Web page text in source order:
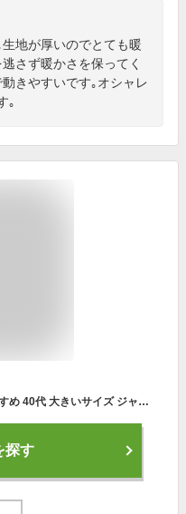
地が厚いのでとても暖
さず暖かさを保ってく
きやすいです｡オシャレ
｡
ブルゾン メンズ ゴルフ シニア 秋 おすすめ 40代 大きいサイズ ジャンパー きれいめ ジャケット かっこいい ボア 中綿 コーデ ウェア 作業着 厚手 パーカー 防寒 ブランド 冬 春 コーデュロイ キルティング マウンテン アウター ビジネス ランキング ブランド tps-1818
探す